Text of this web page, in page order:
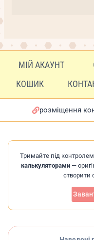
МІЙ АКАУНТ
КОШИК
розміщення
Тримайте під
калькуляторами —
створити